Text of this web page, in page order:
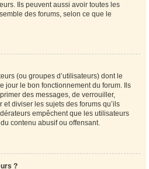
Ils peuvent aussi avoir toutes les
des forums, selon ce que le
(ou groupes d’utilisateurs) dont le
jour le bon fonctionnement du forum. Ils
des messages, de verrouiller,
diviser les sujets des forums qu’ils
empêchent que les utilisateurs
contenu abusif ou offensant.
?